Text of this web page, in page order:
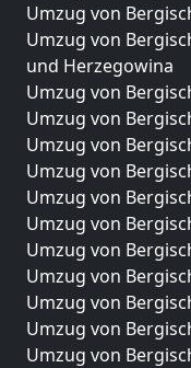
Umzug von
Umzug von
und Herzegowina
Umzug von
Umzug von
Umzug von
Umzug von
Umzug von
Umzug von
Umzug von
Umzug von
Umzug von
Umzug von
Umzug von